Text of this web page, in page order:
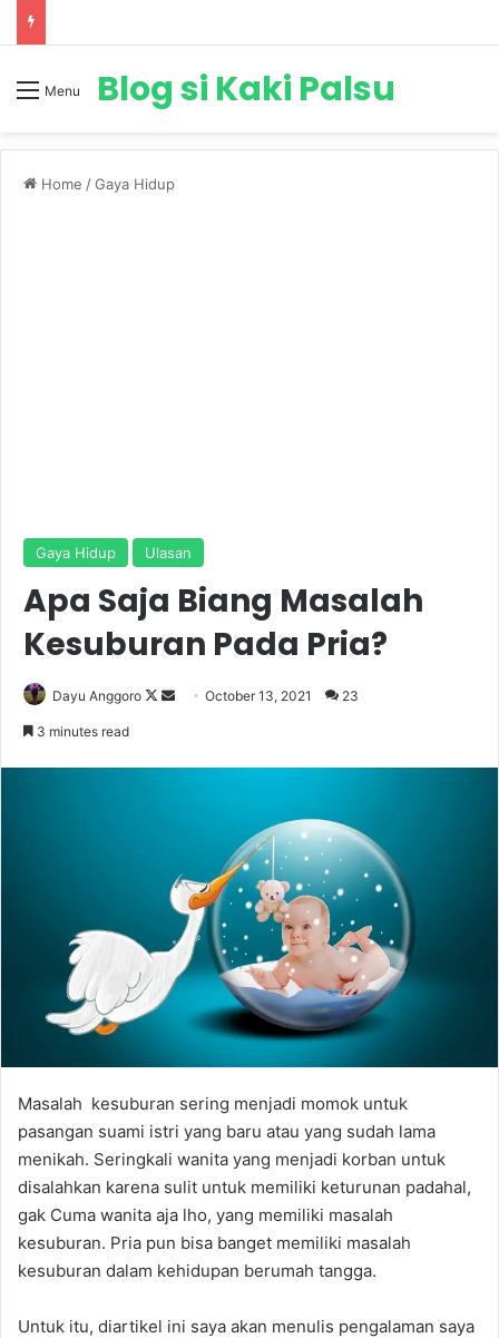
Menu Blog si Kaki Palsu
Home /Gaya Hidup
Gaya Hidup Ulasan
Apa Saja Biang Masalah
Kesuburan Pada Pria?
Dayu Anggoro
F
X
m
a
i
October 13, 2021 23
3 minutes read
Masalah kesuburan sering menjadi momok untuk
pasangan suami istri yang baru atau yang sudah lama
menikah. Seringkali wanita yang menjadi korban untuk
disalahkan karena sulit untuk memiliki keturunan padahal,
gak Cuma wanita aja lho, yang memiliki masalah
kesuburan. Pria pun bisa banget memiliki masalah
kesuburan dalam kehidupan berumah tangga.
Untuk itu, diartikel ini saya akan menulis pengalaman saya